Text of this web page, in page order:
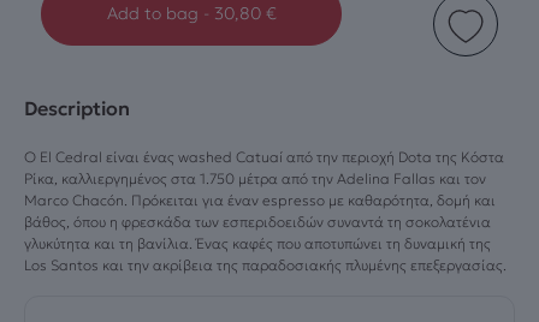
Description
Ο El Cedral είναι ένας washed Catuaí από την περιοχή Dota της Κόστα
Ρίκα, καλλιεργημένος στα 1.750 μέτρα από την Adelina Fallas και τον
Marco Chacón. Πρόκειται για έναν espresso με καθαρότητα, δομή και
βάθος, όπου η φρεσκάδα των εσπεριδοειδών συναντά τη σοκολατένια
γλυκύτητα και τη βανίλια. Ένας καφές που αποτυπώνει τη δυναμική της
Los Santos και την ακρίβεια της παραδοσιακής πλυμένης επεξεργασίας.
Add to bag - 30,80 €